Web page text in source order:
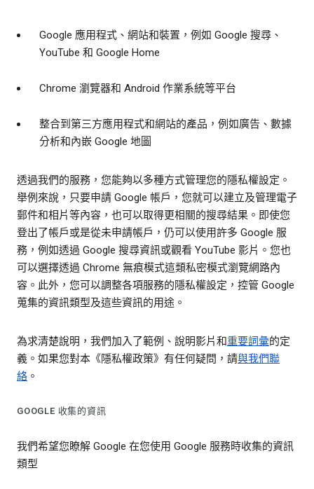
Google 應用程式、網站和裝置，例如 Google 搜尋、
YouTube 和 Google Home
Chrome 瀏覽器和 Android 作業系統等平台
整合到第三方應用程式和網站的產品，例如廣告、數據
分析和內嵌 Google 地圖
透過我們的服務，您能夠以多種方式管理您的隱私權設定。
舉例來說，只要申請 Google 帳戶，您就可以建立及管理電子
郵件和相片等內容，也可以取得更相關的搜尋結果。即使您
登出了帳戶或是從未申請帳戶，仍可以使用許多 Google 服
務，例如透過 Google 搜尋資訊或觀看 YouTube 影片。您也
可以選擇透過 Chrome 無痕模式這類私密模式瀏覽網路內
容。此外，您可以調整各項服務的隱私權設定，控管 Google
蒐集的資訊類型及這些資訊的用途。
為求清楚說明，我們加入了範例、說明影片和重要詞彙的定
義。如果您對本《隱私權政策》有任何疑問，請與我們聯
絡 。
GOOGLE 收集的資訊
我們希望您瞭解 Google 在您使用 Google 服務時收集的資訊
類型